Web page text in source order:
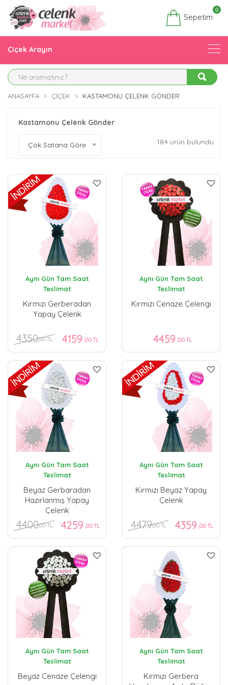
Sepetim
0
Çiçek Arayın
ANASAYFA ÇIÇEK KASTAMONU ÇELENK GÖNDER
Kastamonu Çelenk Gönder
Çok Satana Göre 184 ürün bulundu.
Aynı Gün Tam Saat
Teslimat
Kırmızı Gerberadan
Yapay Çelenk
4350,00 TL 4159 ,00 TL
Aynı Gün Tam Saat
Teslimat
Kırmızı Cenaze Çelengi
4459 ,00 TL
Aynı Gün Tam Saat
Teslimat
Beyaz Gerbaradan
Hazırlanmış Yapay
Çelenk
4400,00 TL 4259 ,00 TL
Aynı Gün Tam Saat
Teslimat
Kırmızı Beyaz Yapay
Çelenk
4479,00 TL 4359 ,00 TL
Aynı Gün Tam Saat
Teslimat
Beyaz Cenaze Çelengi
Aynı Gün Tam Saat
Teslimat
Kırmızı Gerbera